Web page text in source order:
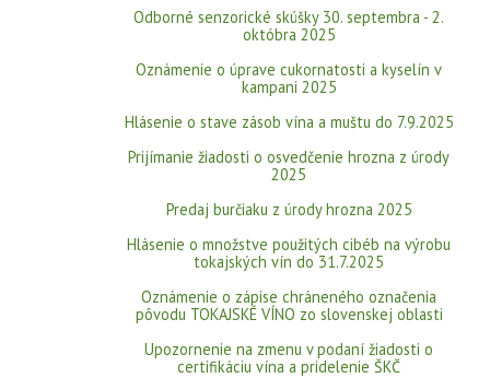
Odborné senzorické skúšky 30. septembra - 2.
októbra 2025
Oznámenie o úprave cukornatosti a kyselín v
kampani 2025
Hlásenie o stave zásob vína a muštu do 7.9.2025
Prijímanie žiadosti o osvedčenie hrozna z úrody
2025
Predaj burčiaku z úrody hrozna 2025
Hlásenie o množstve použitých cibéb na výrobu
tokajských vín do 31.7.2025
Oznámenie o zápise chráneného označenia
pôvodu TOKAJSKÉ VÍNO zo slovenskej oblasti
Upozornenie na zmenu v podaní žiadosti o
certifikáciu vína a pridelenie ŠKČ